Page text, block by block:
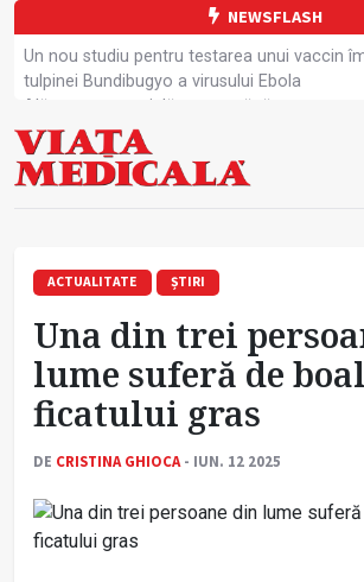
NEWSFLASH
Un nou studiu pentru testarea unui vaccin
tulpinei Bundibugyo a virusului Ebola
Alăptarea, esențială pentru sănătatea
copilului
Cartea electronică de identitate, noul card de
sănătate
A fost elaborată metodologia de screening
Tratamentul cancerului pulmonar „nu mai
Contractul cadru ar putea fi modificat
Greva Sanitas a fost suspendată
Campanie de prevenție dedicată sportivelor
ACTUALITATE ȘTIRI
Una din trei
lume suferă de
ficatului gras
DE CRISTINA GHIOCA - IUN. 12 2025